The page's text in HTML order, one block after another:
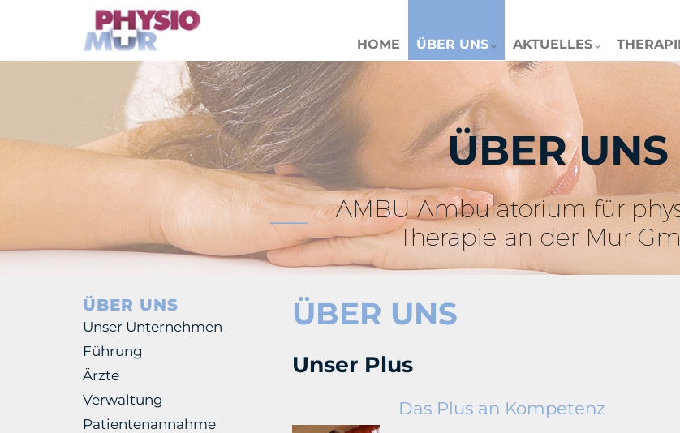
HOME ÜBER UNS AKTUELLES
ÜBER UNS
ÜBER UNS
Unser Unternehmen
Führung
Ärzte
Verwaltung
Patientenannahme
ÜBER UNS
Unser Plus
Das Plus an Kompetenz